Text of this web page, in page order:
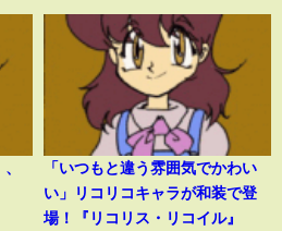
「いつもと違う雰囲気でかわい
い」リコリコキャラが和装で登
場！『リコリス・リコイル』